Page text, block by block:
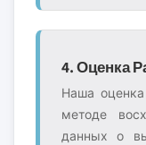
4. Оценка
Наша
методе
данных о